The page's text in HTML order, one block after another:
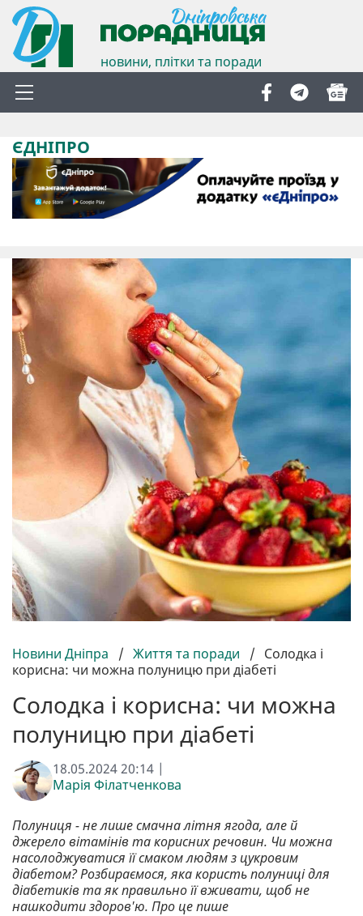
новини, плітки та поради
ЄДНІПРО
Новини Дніпра / Життя та поради / Солодка і
корисна: чи можна полуницю при діабеті
Солодка і корисна: чи можна
полуницю при діабеті
18.05.2024 20:14 |
Марія Філатченкова
Полуниця - не лише смачна літня ягода, але й
джерело вітамінів та корисних речовин. Чи можна
насолоджуватися її смаком людям з цукровим
діабетом? Розбираємося, яка користь полуниці для
діабетиків та як правильно її вживати, щоб не
нашкодити здоров'ю. Про це пише